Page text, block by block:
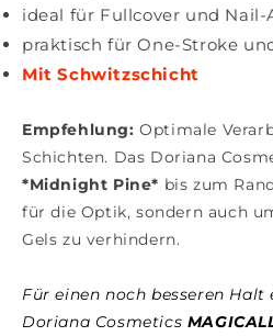
ideal für Fullcover und Nail-
praktisch für One-Stroke
Mit Schwitzschicht
Empfehlung: Optimale
Schichten. Das Doriana
*Midnight Pine* bis zum
für die Optik, sondern auch
Gels zu verhindern.
Für einen noch besseren
Doriana Cosmetics